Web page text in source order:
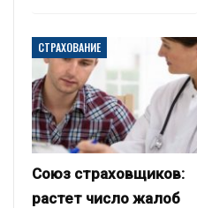
СТРАХОВАНИЕ
Союз страховщиков:
растет число жалоб